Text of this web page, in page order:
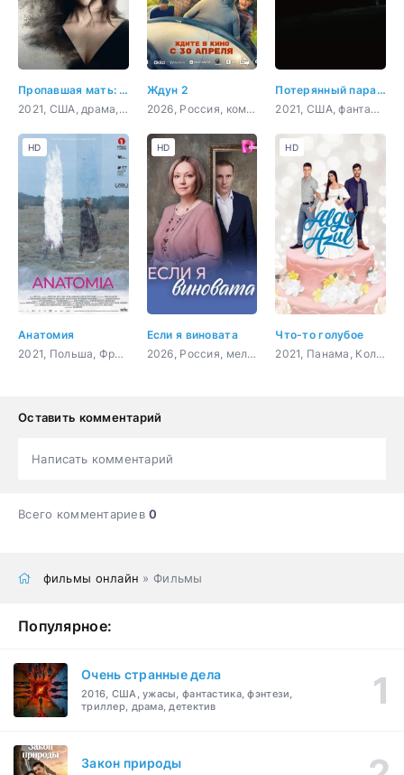
Пропавшая мать: Исчезновение Дженнифер Дулос
2021, США, драма, криминал
Ждун 2
2026, Россия, комедия, семейный, фэнтези, фантастика
Потерянный парадокс
2021, США, фантастика, комедия
Анатомия
2021, Польша, Франция,
HD
Если я виновата
2026, Россия, мелодрама
HD
Что-то голубое
2021, Панама, Колумбия, комедия
HD
Оставить комментарий
Написать комментарий
Всего комментариев0
фильмы онлайн » Фильмы
Популярное:
Очень странные дела
2016, США, ужасы, фантастика, фэнтези,
триллер, драма, детектив
Закон природы